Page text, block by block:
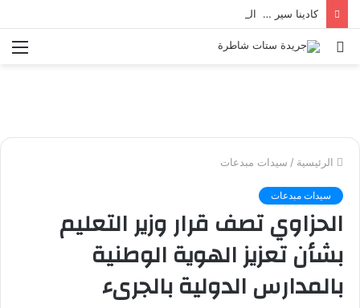
كادينا سير … العرض الأخير من ريال مدريد لـ فينيسوس جونيور
بحث
الرئيسية / سيدات مبدعات
سيدات مبدعات
الحزاوي تصف قرار وزير التعليم
بشأن تعزيز الهوية الوطنية
بالمدارس الدولية بالجرىء